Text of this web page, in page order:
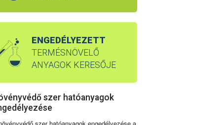
ENGEDÉLYEZETT
TERMÉSNÖVELŐ
ANYAGOK KERESŐJE
szer hatóanyagok